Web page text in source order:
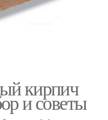
кирпич
и советы